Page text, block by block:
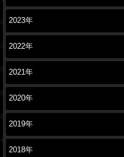
2023年
2022年
2021年
2020年
2019年
2018年